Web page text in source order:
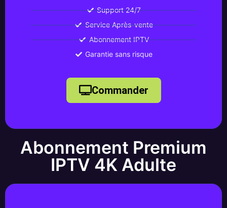
Support 24/7
Service Après-vente
Abonnement IPTV
Garantie sans risque
Commander
Abonnement Premium
IPTV 4K Adulte